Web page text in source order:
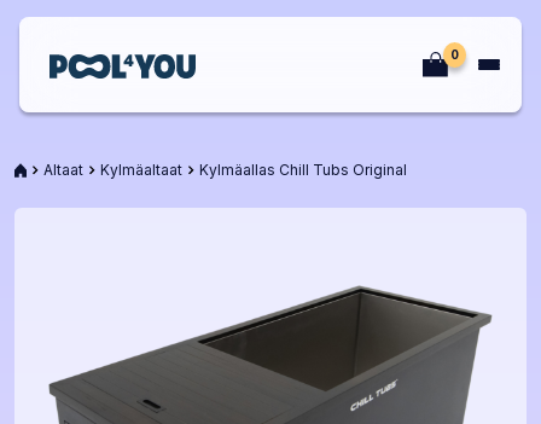
0
EtusivuAltaat Kylmäaltaat Kylmäallas Chill Tubs Original